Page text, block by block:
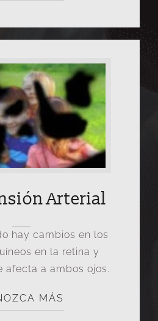
Arterial
hay cambios en los
en la retina y
afecta a ambos ojos.
MÁS